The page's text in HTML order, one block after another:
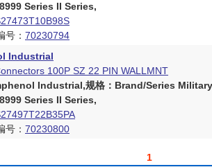
Series II Series,
号： 70230794
Industrial
100P SZ 22 PIN WALLMNT
Industrial,规格：Brand/Series Military
Series II Series,
号： 70230800
1